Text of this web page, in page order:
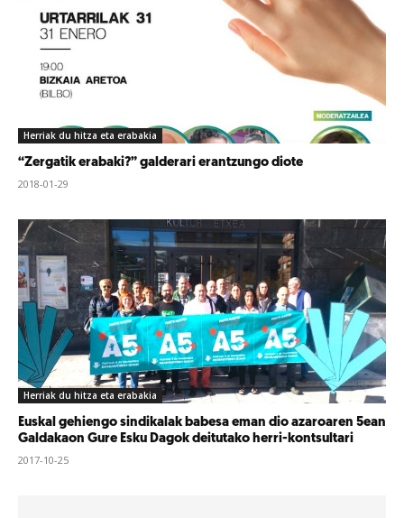
Herriak du hitza eta erabakia
“Zergatik erabaki?” galderari erantzungo diote
2018-01-29
Herriak du hitza eta erabakia
Euskal gehiengo sindikalak babesa eman dio azaroaren 5ean
Galdakaon Gure Esku Dagok deitutako herri-kontsultari
2017-10-25